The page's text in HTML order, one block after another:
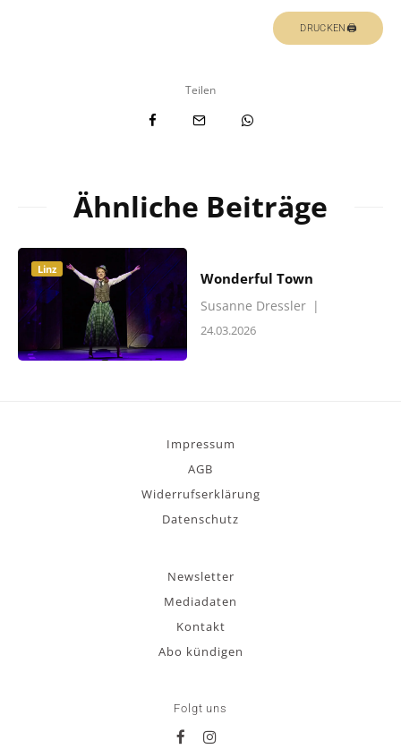
DRUCKEN🖨
Teilen
Ähnliche Beiträge
Linz
Wonderful Town
Susanne Dressler |
24.03.2026
Impressum
AGB
Widerrufserklärung
Datenschutz
Newsletter
Mediadaten
Kontakt
Abo kündigen
Folgt uns